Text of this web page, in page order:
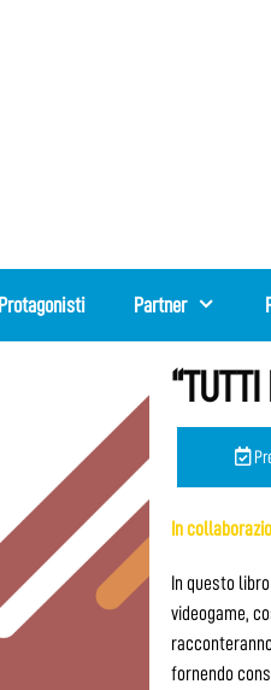
Protagonisti Partner
In
In questo
videogame,
fornendo